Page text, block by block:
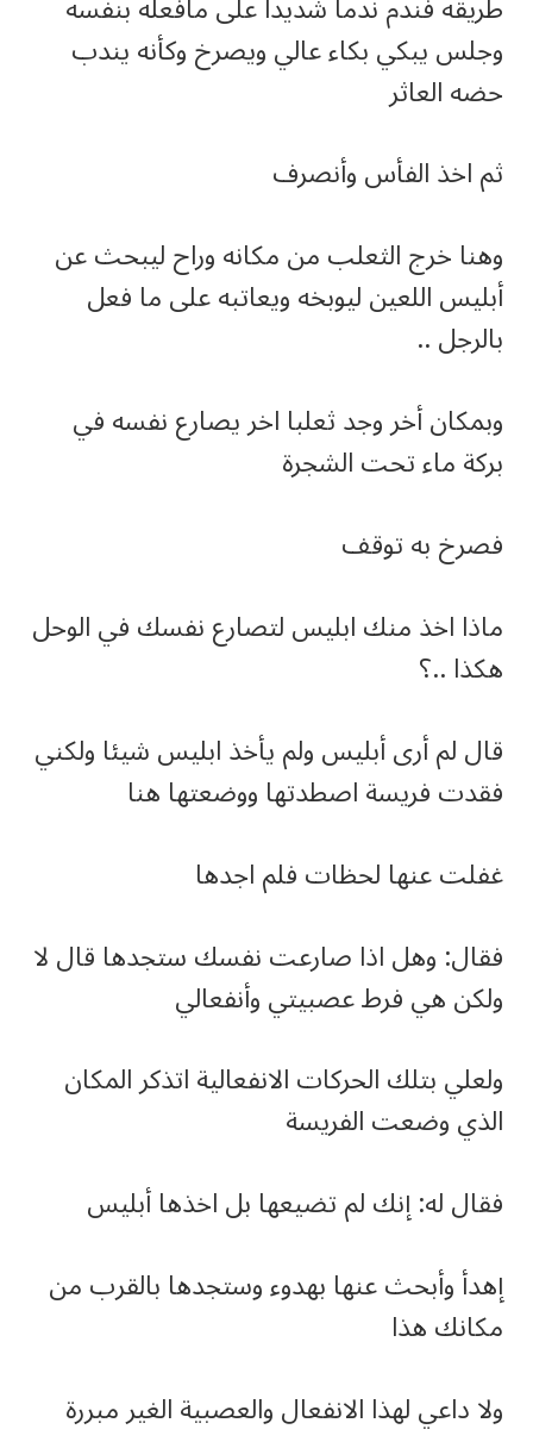
وجلس يبكي بكاء عالي ويصرخ وكأنه يندب
حضه العاثر
ثم اخذ الفأس وأنصرف
وهنا خرج الثعلب من مكانه وراح ليبحث عن
أبليس اللعين ليوبخه ويعاتبه على ما فعل
بالرجل ..
وبمكان أخر وجد ثعلبا اخر يصارع نفسه في
بركة ماء تحت الشجرة
فصرخ به توقف
ماذا اخذ منك ابليس لتصارع نفسك في الوحل
هكذا ..؟
قال لم أرى أبليس ولم يأخذ ابليس شيئا ولكني
فقدت فريسة اصطدتها ووضعتها هنا
غفلت عنها لحظات فلم اجدها
فقال: وهل اذا صارعت نفسك ستجدها قال لا
ولكن هي فرط عصبيتي وأنفعالي
ولعلي بتلك الحركات الانفعالية اتذكر المكان
الذي وضعت الفريسة
فقال له: إنك لم تضيعها بل اخذها أبليس
إهدأ وأبحث عنها بهدوء وستجدها بالقرب من
مكانك هذا
ولا داعي لهذا الانفعال والعصبية الغير مبررة